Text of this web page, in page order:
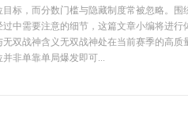
标，而分数门槛与隐藏制度常被忽略。围
中需要注意的细节，这篇文章小编将进行
双战神含义无双战神处在当前赛季的高质
非单靠单局爆发即可...